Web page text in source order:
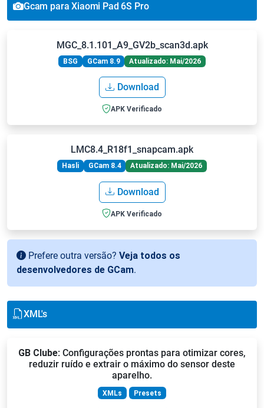
Gcam para Xiaomi Pad 6S Pro
MGC_8.1.101_A9_GV2b_scan3d.apk
BSG GCam 8.9 Atualizado: Mai/2026
Download
APK Verificado
LMC8.4_R18f1_snapcam.apk
Hasli GCam 8.4 Atualizado: Mai/2026
Download
APK Verificado
Prefere outra versão? Veja todos os
desenvolvedores de GCam.
XML's
GB Clube: Configurações prontas para otimizar cores,
reduzir ruído e extrair o máximo do sensor deste
aparelho.
XMLs Presets